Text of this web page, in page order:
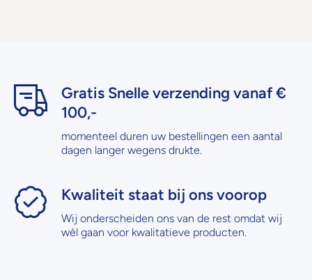
Gratis Snelle verzending vanaf €
100,-
momenteel duren uw bestellingen een aantal
dagen langer wegens drukte.
Kwaliteit staat bij ons voorop
Wij onderscheiden ons van de rest omdat wij
wèl gaan voor kwalitatieve producten.